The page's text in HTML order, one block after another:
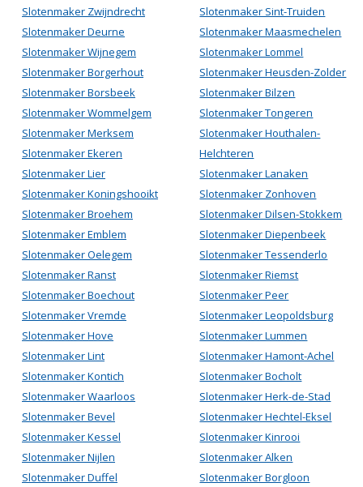
Slotenmaker Zwijndrecht
Slotenmaker Deurne
Slotenmaker Wijnegem
Slotenmaker Borgerhout
Slotenmaker Borsbeek
Slotenmaker Wommelgem
Slotenmaker Merksem
Slotenmaker Ekeren
Slotenmaker Lier
Slotenmaker Koningshooikt
Slotenmaker Broehem
Slotenmaker Emblem
Slotenmaker Oelegem
Slotenmaker Ranst
Slotenmaker Boechout
Slotenmaker Vremde
Slotenmaker Hove
Slotenmaker Lint
Slotenmaker Kontich
Slotenmaker Waarloos
Slotenmaker Bevel
Slotenmaker Kessel
Slotenmaker Nijlen
Slotenmaker Duffel
Slotenmaker Sint-Truiden
Slotenmaker Maasmechelen
Slotenmaker Lommel
Slotenmaker Heusden-Zolder
Slotenmaker Bilzen
Slotenmaker Tongeren
Slotenmaker Houthalen-
Helchteren
Slotenmaker Lanaken
Slotenmaker Zonhoven
Slotenmaker Dilsen-Stokkem
Slotenmaker Diepenbeek
Slotenmaker Tessenderlo
Slotenmaker Riemst
Slotenmaker Peer
Slotenmaker Leopoldsburg
Slotenmaker Lummen
Slotenmaker Hamont-Achel
Slotenmaker Bocholt
Slotenmaker Herk-de-Stad
Slotenmaker Hechtel-Eksel
Slotenmaker Kinrooi
Slotenmaker Alken
Slotenmaker Borgloon